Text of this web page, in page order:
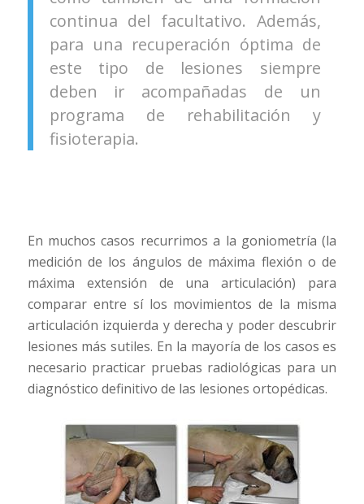
continua del facultativo. Además,
para una recuperación óptima de
este tipo de lesiones siempre
deben ir acompañadas de un
programa de rehabilitación y
fisioterapia.
En muchos casos recurrimos a la goniometría (la
medición de los ángulos de máxima flexión o de
máxima extensión de una articulación) para
comparar entre sí los movimientos de la misma
articulación izquierda y derecha y poder descubrir
lesiones más sutiles. En la mayoría de los casos es
necesario practicar pruebas radiológicas para un
diagnóstico definitivo de las lesiones ortopédicas.